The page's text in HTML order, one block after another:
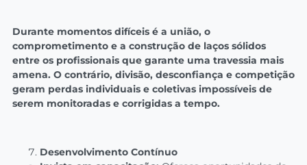
Durante momentos difíceis é a união, o
comprometimento e a construção de laços sólidos
entre os profissionais que garante uma travessia mais
amena. O contrário, divisão, desconfiança e competição
geram perdas individuais e coletivas impossíveis de
serem monitoradas e corrigidas a tempo.
Desenvolvimento Contínuo